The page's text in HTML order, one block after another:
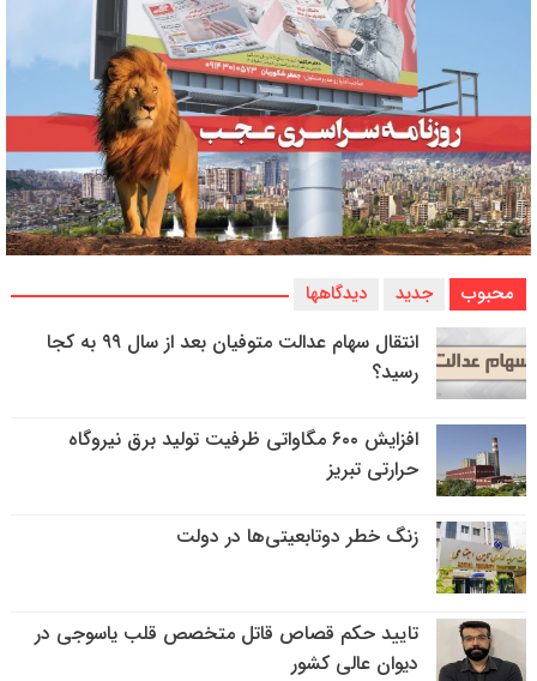
محبوب جدید دیدگاهها
انتقال سهام عدالت متوفیان بعد از سال ۹۹ به کجا
رسید؟
افزایش ۶۰۰ مگاواتی ظرفیت تولید برق نیروگاه
حرارتی تبریز
زنگ خطر دوتابعیتی‌ها در دولت
تایید حکم قصاص قاتل متخصص قلب یاسوجی در
دیوان عالی کشور